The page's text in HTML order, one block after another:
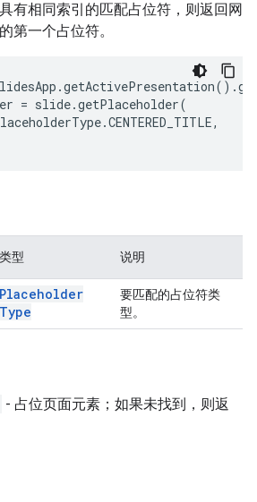
有相同索引的匹配占位符，则返回网
第一个占位符。
.getActivePresentation().
= slide.getPlaceholder(
.CENTERED_TITLE,
类型 说明
Placeholder
Type
要匹配的占位符类
型。
- 占位页面元素；如果未找到，则返